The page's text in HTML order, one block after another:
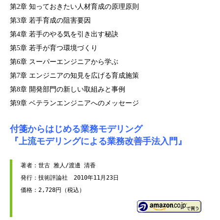
第2章 知っておきたい人材育成の原理原則
第3章 若手育成の阻害要因
第4章 若手のやる気を引き出す秘訣
第5章 若手が育つ環境づくり
第6章 スーパーエンジニアから学ぶ
第7章 エンジニアの知見を広げる育成施策
第8章 開発部門の新しい取組みと事例
第9章 ベテランエンジニアへのメッセージ
付箋からはじめる業務モデリング
『上流モデリングによる業務改善手法入門』
著者：世古 雅人/渡邊 清香
発行：技術評論社　2010年11月23日